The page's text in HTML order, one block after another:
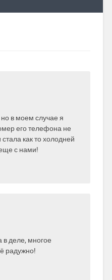
но в моем случае я
его телефона не
как то холодней
с нами!
в деле, многое
радужно!